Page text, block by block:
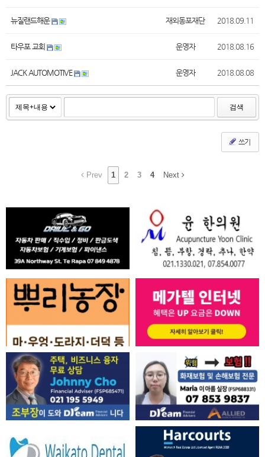
뉴질랜드해운 재외동포재단 2018.09.11
타우포 교회 운영자 2018.08.16
JACK AUTOMOTIVE 운영자 2018.08.08
검색
쓰기
Prev 1 2 3 4 Next